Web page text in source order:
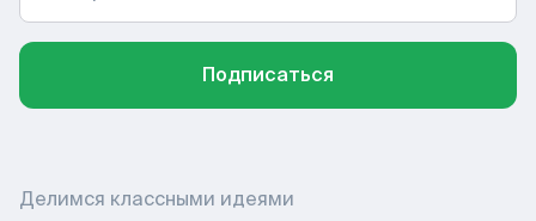
Подписаться
Делимся классными идеями